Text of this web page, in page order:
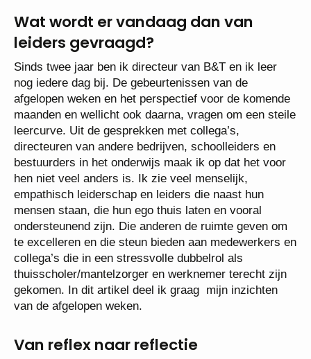
Wat wordt er vandaag dan van
leiders gevraagd?
Sinds twee jaar ben ik directeur van B&T en ik leer
nog iedere dag bij. De gebeurtenissen van de
afgelopen weken en het perspectief voor de komende
maanden en wellicht ook daarna, vragen om een steile
leercurve. Uit de gesprekken met collega’s,
directeuren van andere bedrijven, schoolleiders en
bestuurders in het onderwijs maak ik op dat het voor
hen niet veel anders is. Ik zie veel menselijk,
empathisch leiderschap en leiders die naast hun
mensen staan, die hun ego thuis laten en vooral
ondersteunend zijn. Die anderen de ruimte geven om
te excelleren en die steun bieden aan medewerkers en
collega’s die in een stressvolle dubbelrol als
thuisscholer/mantelzorger en werknemer terecht zijn
gekomen. In dit artikel deel ik graag mijn inzichten
van de afgelopen weken.
Van reflex naar reflectie